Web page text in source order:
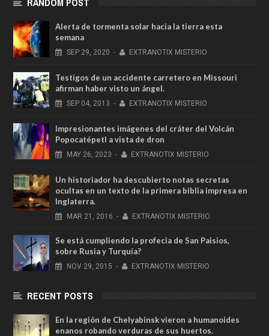
Alerta de tormenta solar hacia la tierra esta
semana
SEP 29, 2020 - EXTRANOTIX MISTERIO
Testigos de un accidente carretero en Missouri
afirman haber visto un ángel.
SEP 04, 2013 - EXTRANOTIX MISTERIO
Impresionantes imágenes del cráter del Volcán
Popocatépetl a vista de dron
MAY 26, 2023 - EXTRANOTIX MISTERIO
Un historiador ha descubierto notas secretas
ocultas en un texto de la primera biblia impresa en
Inglaterra.
MAR 21, 2016 - EXTRANOTIX MISTERIO
Se está cumpliendo la profecia de San Paisios,
sobre Rusia y Turquía?
NOV 29, 2015 - EXTRANOTIX MISTERIO
RECENT POSTS
En la región de Chelyabinsk vieron a humanoides
enanos robando verduras de sus huertos.